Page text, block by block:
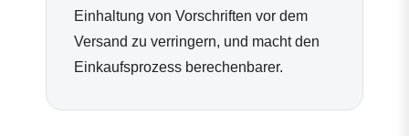
Einhaltung von Vorschriften vor dem
Versand zu verringern, und macht den
Einkaufsprozess berechenbarer.